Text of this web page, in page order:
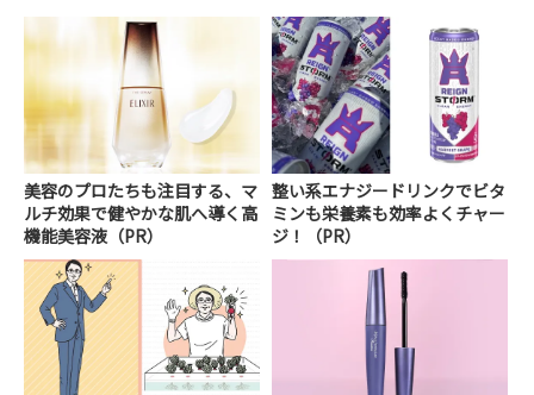
美容のプロたちも注目する、マ
ルチ効果で健やかな肌へ導く高
機能美容液（PR）
整い系エナジードリンクでビタ
ミンも栄養素も効率よくチャー
ジ！（PR）